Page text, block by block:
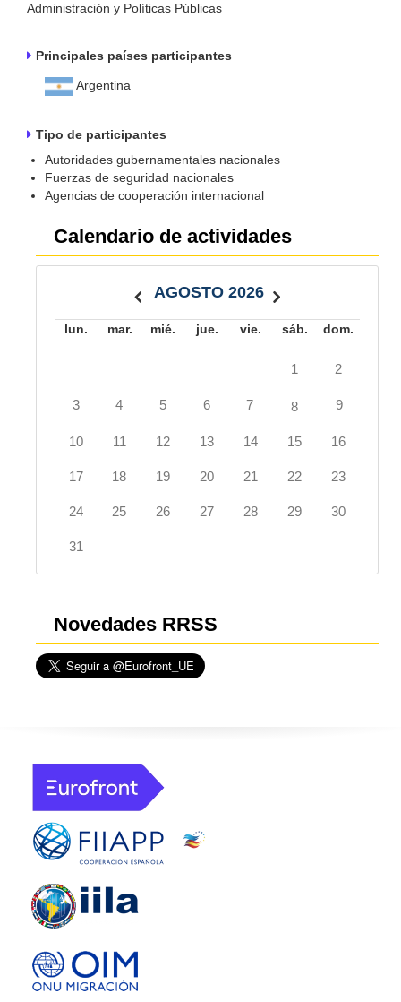
Administración y Políticas Públicas
Principales países participantes
Argentina
Tipo de participantes
Autoridades gubernamentales nacionales
Fuerzas de seguridad nacionales
Agencias de cooperación internacional
Calendario de actividades
AGOSTO 2026
lun. mar. mié. jue. vie. sáb. dom.
1 2
3 4 5 6 7 8 9
10 11 12 13 14 15 16
17 18 19 20 21 22 23
24 25 26 27 28 29 30
31
Novedades RRSS